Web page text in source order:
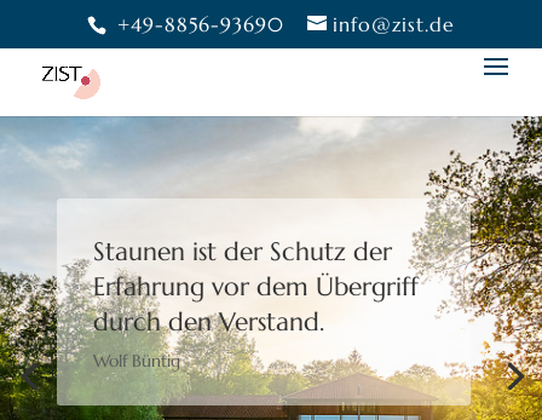
+49-8856-93690 info@zist.de
Staunen ist der Schutz der
Erfahrung vor dem Übergriff
durch den Verstand.
Wolf Büntig
Bewusstheit gibt uns die
Freiheit,eine Wahl zu treffen.